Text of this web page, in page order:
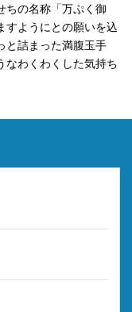
ちの名称「万ぷく御
すようにとの願いを込
と詰まった満腹玉手
なわくわくした気持ち